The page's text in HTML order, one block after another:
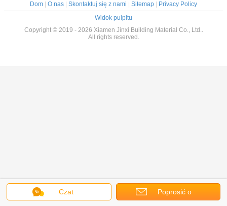
Czat Poprosić o
Dom O nas Skontaktuj się z nami Sitemap
Privacy Policy
Widok pulpitu
Copyright © 2019 - 2026 Xiamen Jinxi Building Material Co., Ltd..
All rights reserved.